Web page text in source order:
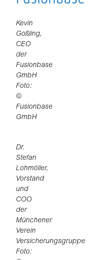
Kevin
Goßling,
CEO
der
Fusionbase
GmbH
Foto:
©
Fusionbase
GmbH
Dr.
Stefan
Lohmöller,
Vorstand
und
COO
der
Münchener
Verein
Versicherungsgruppe
Foto: